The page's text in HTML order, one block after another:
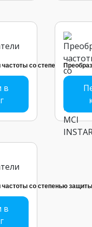
частоты со степенью
в
частоты со степенью
в